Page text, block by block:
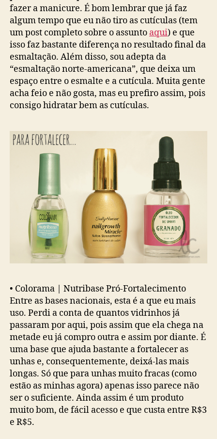
fazer a manicure. É bom lembrar que já faz
algum tempo que eu não tiro as cutículas (tem
um post completo sobre o assunto aqui) e que
isso faz bastante diferença no resultado final da
esmaltação. Além disso, sou adepta da
“esmaltação norte-americana”, que deixa um
espaço entre o esmalte e a cutícula. Muita gente
acha feio e não gosta, mas eu prefiro assim, pois
consigo hidratar bem as cutículas.
• Colorama | Nutribase Pró-Fortalecimento
Entre as bases nacionais, esta é a que eu mais
uso. Perdi a conta de quantos vidrinhos já
passaram por aqui, pois assim que ela chega na
metade eu já compro outra e assim por diante. É
uma base que ajuda bastante a fortalecer as
unhas e, consequentemente, deixá-las mais
longas. Só que para unhas muito fracas (como
estão as minhas agora) apenas isso parece não
ser o suficiente. Ainda assim é um produto
muito bom, de fácil acesso e que custa entre R$3
e R$5.